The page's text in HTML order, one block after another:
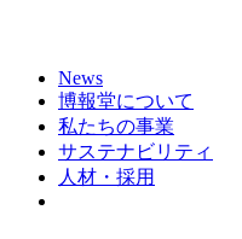
News
博報堂について
私たちの事業
サステナビリティ
人材・採用